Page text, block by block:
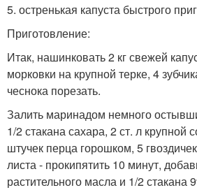
5. остренькая капуста быстрого
Приготовление:
Итак, нашинковать 2 кг свежей
морковки на крупной терке, 4
чеснока порезать.
Залить маринадом немного
1/2 стакана сахара, 2 ст. л крупной
штучек перца горошком, 5
листа - прокипятить 10 минут,
растительного масла и 1/2 стакана